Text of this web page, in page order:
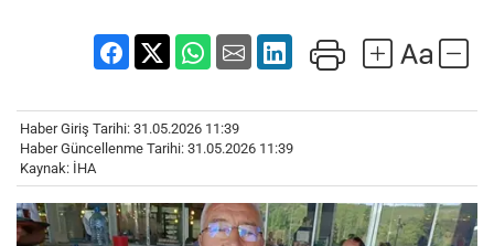
Haber Giriş Tarihi: 31.05.2026 11:39
Haber Güncellenme Tarihi: 31.05.2026 11:39
Kaynak: İHA